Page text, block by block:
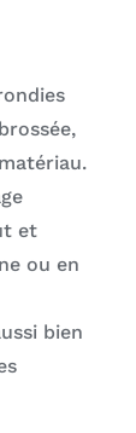
et
ou en
bien